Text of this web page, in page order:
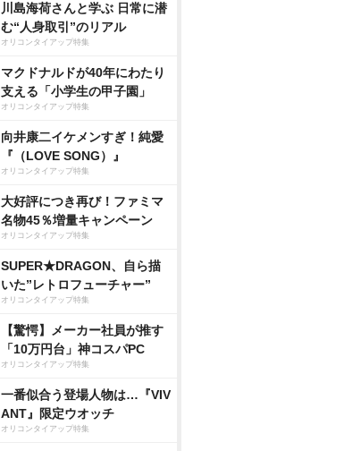
川島海荷さんと学ぶ 日常に潜
む“人身取引”のリアル
オリコンタイアップ特集
マクドナルドが40年にわたり
支える「小学生の甲子園」
オリコンタイアップ特集
向井康二イケメンすぎ！純愛
『（LOVE SONG）』
オリコンタイアップ特集
大好評につき再び！ファミマ
名物45％増量キャンペーン
オリコンタイアップ特集
SUPER★DRAGON、自ら描
いた”レトロフューチャー”
オリコンタイアップ特集
【驚愕】メーカー社員が推す
「10万円台」神コスパPC
オリコンタイアップ特集
一番似合う登場人物は…『VIV
ANT』限定ウオッチ
オリコンタイアップ特集